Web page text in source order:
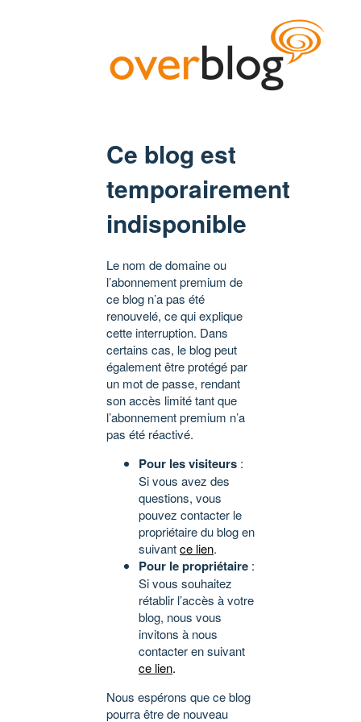
Ce blog est
temporairement
indisponible
Le nom de domaine ou
l’abonnement premium de
ce blog n’a pas été
renouvelé, ce qui explique
cette interruption. Dans
certains cas, le blog peut
également être protégé par
un mot de passe, rendant
son accès limité tant que
l’abonnement premium n’a
pas été réactivé.
Pour les visiteurs :
Si vous avez des
questions, vous
pouvez contacter le
propriétaire du blog en
suivantce lien.
Pour le propriétaire :
Si vous souhaitez
rétablir l’accès à votre
blog, nous vous
invitons à nous
contacter en suivant
ce lien.
Nous espérons que ce blog
pourra être de nouveau